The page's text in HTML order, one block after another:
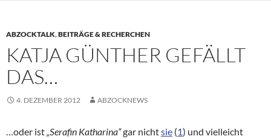
ABZOCKTALK,BEITRÄGE & RECHERCHEN
KATJA GÜNTHER GEFÄLLT
DAS…
4. DEZEMBER 2012 ABZOCKNEWS
…oder ist„Serafin Katharina“gar nichtsie (1) und vielleicht